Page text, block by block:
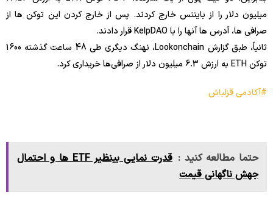
میلیون دلار را از بایننس خارج کردند. پس از خارج کردن این توکن ها از
صرافی ها، آدرس ها آنها را با KelpDAO قرار دادند.
ثانیاً، طبق گزارش Lookonchain، نهنگ دیگری طی 48 ساعت گذشته 1600
توکن ETH به ارزش 6.3 میلیون دلار از صرافی‌ها خریداری کرد.
#آکادمی قزلباش
حتما مطالعه کنید :
قدرت نمایی بینظیر ETF ها و احتمال
جهش ناگهانی قیمت